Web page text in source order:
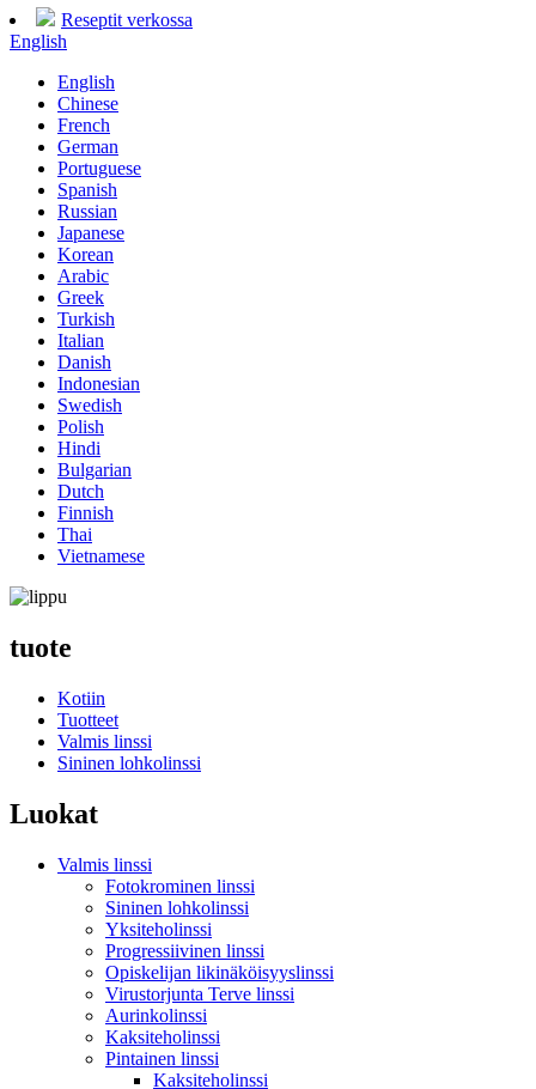
Reseptit verkossa
English
English
Chinese
French
German
Portuguese
Spanish
Russian
Japanese
Korean
Arabic
Greek
Turkish
Italian
Danish
Indonesian
Swedish
Polish
Hindi
Bulgarian
Dutch
Finnish
Thai
Vietnamese
tuote
Kotiin
Tuotteet
Valmis linssi
Sininen lohkolinssi
Luokat
Valmis linssi
Fotokrominen linssi
Sininen lohkolinssi
Yksiteholinssi
Progressiivinen linssi
Opiskelijan likinäköisyyslinssi
Virustorjunta Terve linssi
Aurinkolinssi
Kaksiteholinssi
Pintainen linssi
Kaksiteholinssi